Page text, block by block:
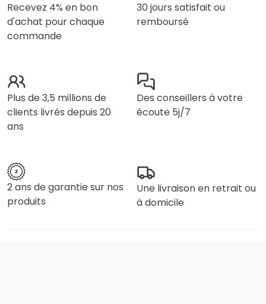
Recevez 4% en bon
d'achat pour chaque
commande
30 jours satisfait ou
remboursé
Plus de 3,5 millions de
clients livrés depuis 20
ans
Des conseillers à votre
écoute 5j/7
2 ans de garantie sur nos
produits
Une livraison en retrait ou
à domicile